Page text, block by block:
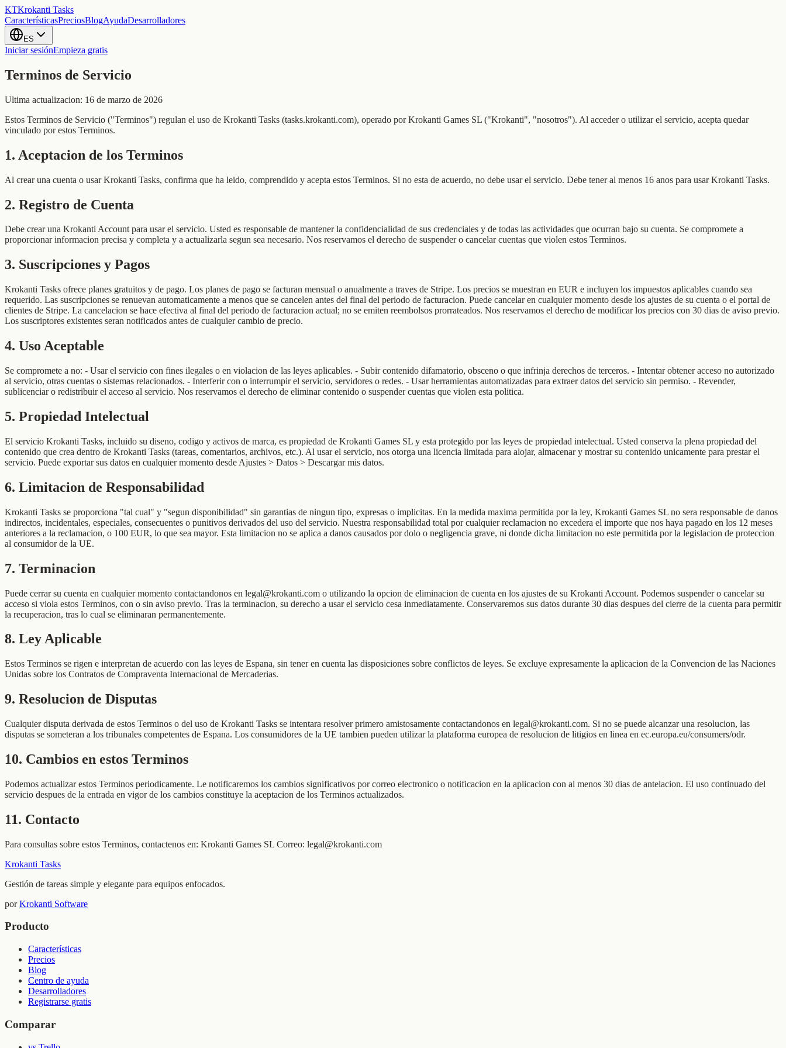
KTKrokanti Tasks
CaracterísticasPreciosBlogAyudaDesarrolladores
ES
Iniciar sesiónEmpieza gratis
Terminos de Servicio
Ultima actualizacion: 16 de marzo de 2026
Estos Terminos de Servicio ("Terminos") regulan el uso de Krokanti Tasks (tasks.krokanti.com), operado por Krokanti Games SL ("Krokanti", "nosotros"). Al acceder o utilizar el servicio, acepta quedar
vinculado por estos Terminos.
1. Aceptacion de los Terminos
Al crear una cuenta o usar Krokanti Tasks, confirma que ha leido, comprendido y acepta estos Terminos. Si no esta de acuerdo, no debe usar el servicio. Debe tener al menos 16 anos para usar Krokanti Tasks.
2. Registro de Cuenta
Debe crear una Krokanti Account para usar el servicio. Usted es responsable de mantener la confidencialidad de sus credenciales y de todas las actividades que ocurran bajo su cuenta. Se compromete a
proporcionar informacion precisa y completa y a actualizarla segun sea necesario. Nos reservamos el derecho de suspender o cancelar cuentas que violen estos Terminos.
3. Suscripciones y Pagos
Krokanti Tasks ofrece planes gratuitos y de pago. Los planes de pago se facturan mensual o anualmente a traves de Stripe. Los precios se muestran en EUR e incluyen los impuestos aplicables cuando sea
requerido. Las suscripciones se renuevan automaticamente a menos que se cancelen antes del final del periodo de facturacion. Puede cancelar en cualquier momento desde los ajustes de su cuenta o el portal de
clientes de Stripe. La cancelacion se hace efectiva al final del periodo de facturacion actual; no se emiten reembolsos prorrateados. Nos reservamos el derecho de modificar los precios con 30 dias de aviso previo.
Los suscriptores existentes seran notificados antes de cualquier cambio de precio.
4. Uso Aceptable
Se compromete a no: - Usar el servicio con fines ilegales o en violacion de las leyes aplicables. - Subir contenido difamatorio, obsceno o que infrinja derechos de terceros. - Intentar obtener acceso no autorizado
al servicio, otras cuentas o sistemas relacionados. - Interferir con o interrumpir el servicio, servidores o redes. - Usar herramientas automatizadas para extraer datos del servicio sin permiso. - Revender,
sublicenciar o redistribuir el acceso al servicio. Nos reservamos el derecho de eliminar contenido o suspender cuentas que violen esta politica.
5. Propiedad Intelectual
El servicio Krokanti Tasks, incluido su diseno, codigo y activos de marca, es propiedad de Krokanti Games SL y esta protegido por las leyes de propiedad intelectual. Usted conserva la plena propiedad del
contenido que crea dentro de Krokanti Tasks (tareas, comentarios, archivos, etc.). Al usar el servicio, nos otorga una licencia limitada para alojar, almacenar y mostrar su contenido unicamente para prestar el
servicio. Puede exportar sus datos en cualquier momento desde Ajustes > Datos > Descargar mis datos.
6. Limitacion de Responsabilidad
Krokanti Tasks se proporciona "tal cual" y "segun disponibilidad" sin garantias de ningun tipo, expresas o implicitas. En la medida maxima permitida por la ley, Krokanti Games SL no sera responsable de danos
indirectos, incidentales, especiales, consecuentes o punitivos derivados del uso del servicio. Nuestra responsabilidad total por cualquier reclamacion no excedera el importe que nos haya pagado en los 12 meses
anteriores a la reclamacion, o 100 EUR, lo que sea mayor. Esta limitacion no se aplica a danos causados por dolo o negligencia grave, ni donde dicha limitacion no este permitida por la legislacion de proteccion
al consumidor de la UE.
7. Terminacion
Puede cerrar su cuenta en cualquier momento contactandonos en legal@krokanti.com o utilizando la opcion de eliminacion de cuenta en los ajustes de su Krokanti Account. Podemos suspender o cancelar su
acceso si viola estos Terminos, con o sin aviso previo. Tras la terminacion, su derecho a usar el servicio cesa inmediatamente. Conservaremos sus datos durante 30 dias despues del cierre de la cuenta para permitir
la recuperacion, tras lo cual se eliminaran permanentemente.
8. Ley Aplicable
Estos Terminos se rigen e interpretan de acuerdo con las leyes de Espana, sin tener en cuenta las disposiciones sobre conflictos de leyes. Se excluye expresamente la aplicacion de la Convencion de las Naciones
Unidas sobre los Contratos de Compraventa Internacional de Mercaderias.
9. Resolucion de Disputas
Cualquier disputa derivada de estos Terminos o del uso de Krokanti Tasks se intentara resolver primero amistosamente contactandonos en legal@krokanti.com. Si no se puede alcanzar una resolucion, las
disputas se someteran a los tribunales competentes de Espana. Los consumidores de la UE tambien pueden utilizar la plataforma europea de resolucion de litigios en linea en ec.europa.eu/consumers/odr.
10. Cambios en estos Terminos
Podemos actualizar estos Terminos periodicamente. Le notificaremos los cambios significativos por correo electronico o notificacion en la aplicacion con al menos 30 dias de antelacion. El uso continuado del
servicio despues de la entrada en vigor de los cambios constituye la aceptacion de los Terminos actualizados.
11. Contacto
Para consultas sobre estos Terminos, contactenos en: Krokanti Games SL Correo: legal@krokanti.com
Krokanti Tasks
Gestión de tareas simple y elegante para equipos enfocados.
por Krokanti Software
Producto
Características
Precios
Blog
Centro de ayuda
Desarrolladores
Registrarse gratis
Comparar